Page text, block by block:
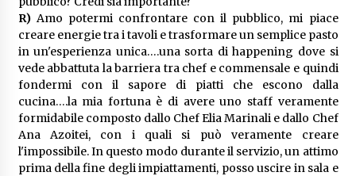
R) Amo potermi confrontare con il pubblico, mi piace
creare energie tra i tavoli e trasformare un semplice pasto
in un'esperienza unica….una sorta di happening dove si
vede abbattuta la barriera tra chef e commensale e quindi
fondermi con il sapore di piatti che escono dalla
cucina….la mia fortuna è di avere uno staff veramente
formidabile composto dallo Chef Elia Marinali e dallo Chef
Ana Azoitei, con i quali si può veramente creare
l'impossibile. In questo modo durante il servizio, un attimo
prima della fine degli impiattamenti, posso uscire in sala e